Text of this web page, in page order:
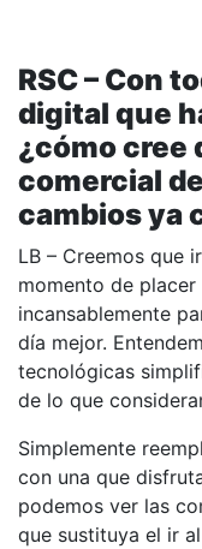
RSC – Con
digital que
¿cómo cree
comercial
cambios ya
LB – Creemos que
momento de
incansablemente
día mejor.
tecnológicas
de lo que
Simplemente
con una que
podemos ver las
que sustituya el ir